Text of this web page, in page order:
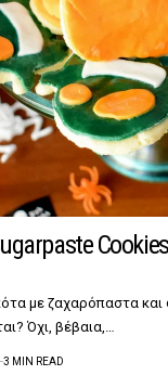
Cookies
με ζαχαρόπαστα και
Όχι, βέβαια,…
3 MIN READ